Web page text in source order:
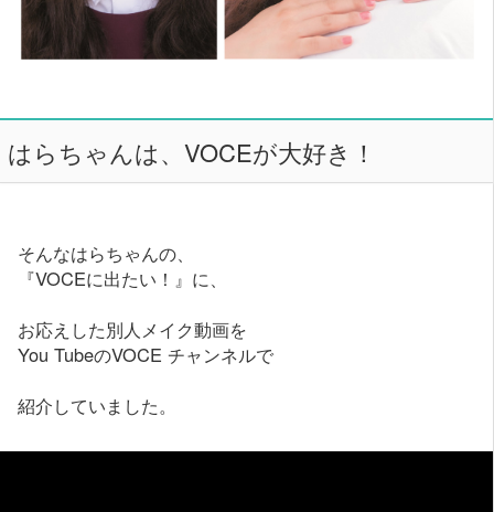
はらちゃんは、VOCEが大好き！
そんなはらちゃんの、
『VOCEに出たい！』に、
お応えした別人メイク動画を
You TubeのVOCE チャンネルで
紹介していました。